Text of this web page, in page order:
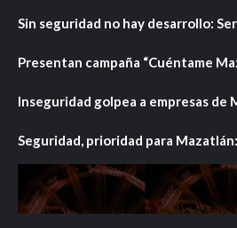
Sin seguridad no hay desarrollo:
Presentan campaña “Cuéntame
Inseguridad golpea a empresas de
Seguridad, prioridad para